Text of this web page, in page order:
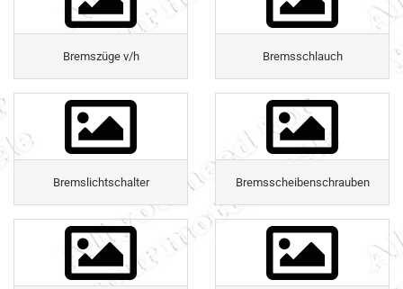
Bremszüge v/h Bremsschlauch
Bremslichtschalter Bremsscheibenschrauben